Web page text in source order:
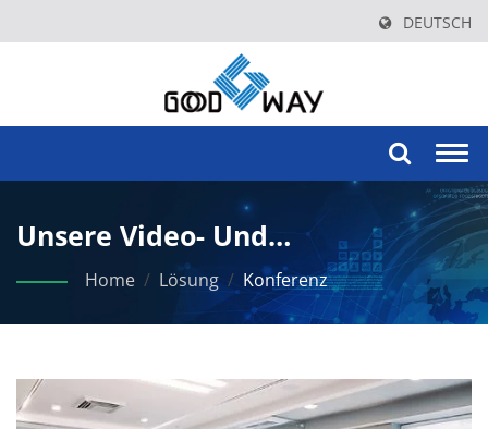
DEUTSCH
Unsere Video- Und
Audioübertragungslösungen
Verbessern Die
Ideal Für Große Konferenzräume
Home / Lösung / Konferenz